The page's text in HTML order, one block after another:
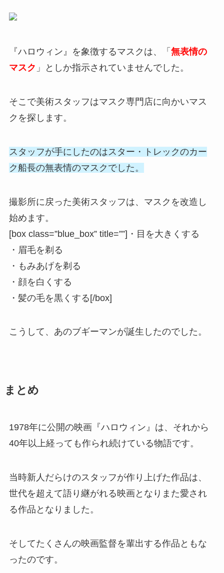
『ハロウィン』を象徴するマスクは、「 無表情の
マスク 」としか指示されていませんでした。
そこで美術スタッフはマスク専門店に向かいマス
クを探します。
スタッフが手にしたのはスター・トレックのカー
ク船長の無表情のマスクでした。
撮影所に戻った美術スタッフは、マスクを改造し
始めます。
[box class=”blue_box” title=””]・目を大きくする
・眉毛を剃る
・もみあげを剃る
・顔を白くする
・髪の毛を黒くする[/box]
こうして、あのブギーマンが誕生したのでした。
まとめ
1978年に公開の映画『ハロウィン』は、それから
40年以上経っても作られ続けている物語です。
当時新人だらけのスタッフが作り上げた作品は、
世代を超えて語り継がれる映画となりまた愛され
る作品となりました。
そしてたくさんの映画監督を輩出する作品ともな
ったのです。